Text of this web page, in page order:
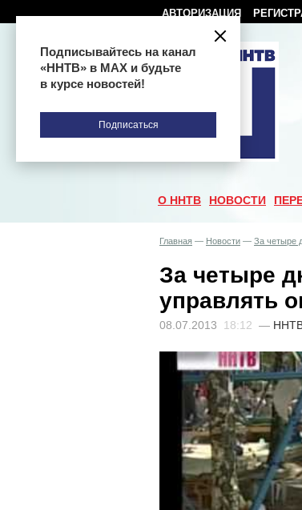
АВТОРИЗАЦИЯ
О ННТВ НОВОСТИ
Главная — Новости — За четыре
За четыре
управлять
08.07.2013 18:12 —
Подписывайтесь на канал
«ННТВ» в МАХ и будьте
в курсе новостей!
Подписаться